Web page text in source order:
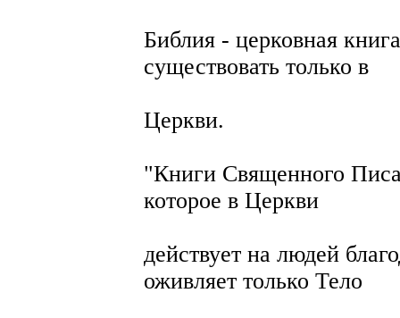
Библия - церковная
существовать только в
Церкви.
"Книги Священного
которое в Церкви
действует на людей
оживляет только Тело